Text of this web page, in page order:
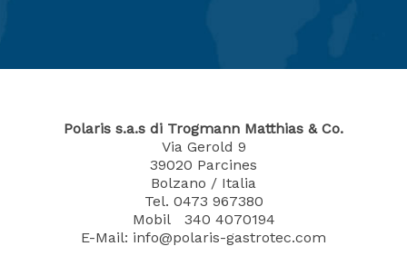
Polaris s.a.s di Trogmann Matthias & Co.
Via Gerold 9
39020 Parcines
Bolzano / Italia
Tel. 0473 967380
Mobil 340 4070194
E-Mail: info@polaris-gastrotec.com